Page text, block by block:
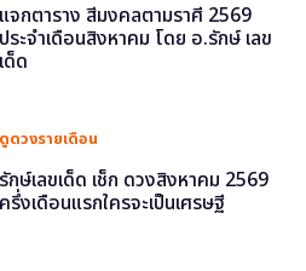
แจกตาราง สีมงคลตามราศี 2569
ประจำเดือนสิงหาคม โดย อ.รักษ์ เลข
เด็ด
ดูดวงรายเดือน
รักษ์เลขเด็ด เช็ก ดวงสิงหาคม 2569
ครึ่งเดือนแรกใครจะเป็นเศรษฐี